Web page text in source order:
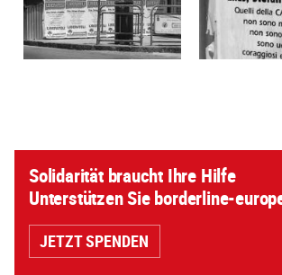
Solidarität braucht Ihre Hilfe
Unterstützen Sie borderline-
JETZT SPENDEN